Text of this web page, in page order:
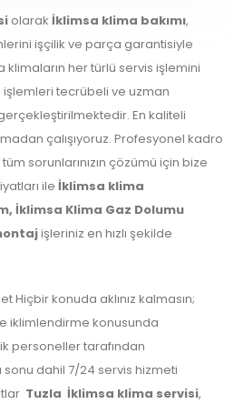
olarak İklimsa klima bakımı,
işçilik ve parça garantisiyle
klimaların her türlü servis işlemini
tecrübeli ve uzman
En kaliteli
çalışıyoruz. Profesyonel kadro
sorunlarınızın çözümü için bize
ile İklimsa klima
İklimsa Klima Gaz Dolumu
işleriniz en hızlı şekilde
Hiçbir konuda aklınız kalmasın;
iklimlendirme konusunda
personeller tarafından
dahil 7/24 servis hizmeti
Tuzla İklimsa klima servisi,